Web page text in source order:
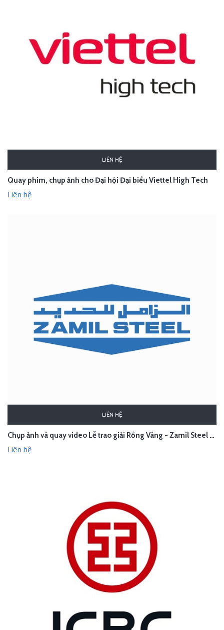
LIÊN HỆ
Quay phim, chụp ảnh cho Đại hội Đại biểu Viettel High Tech
Liên hệ
LIÊN HỆ
Chụp ảnh và quay video Lễ trao giải Rồng Vàng - Zamil Steel Buildings Việt Nam
Liên hệ